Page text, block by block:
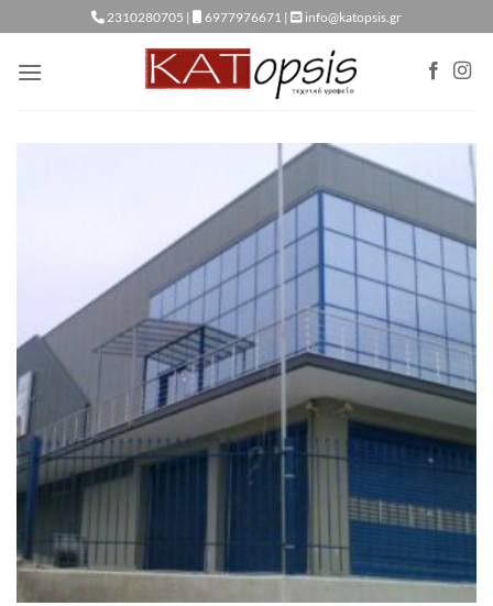
στο
περιεχόμενο
2310280705 | 6977976671 | info@katopsis.gr